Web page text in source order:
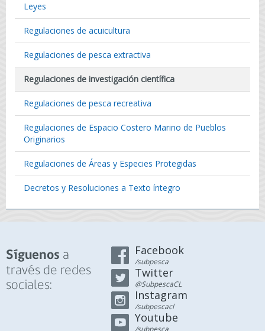
Leyes
Regulaciones de acuicultura
Regulaciones de pesca extractiva
Regulaciones de investigación científica
Regulaciones de pesca recreativa
Regulaciones de Espacio Costero Marino de Pueblos
Originarios
Regulaciones de Áreas y Especies Protegidas
Decretos y Resoluciones a Texto íntegro
Síguenos a
través de redes
sociales:
Facebook
/subpesca
Twitter
@SubpescaCL
Instagram
/subpescacl
Youtube